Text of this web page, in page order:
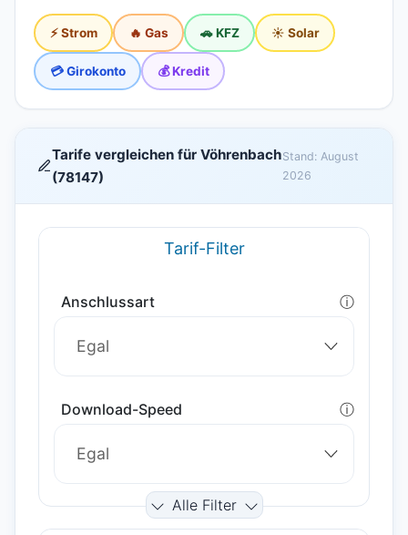
⚡ Strom 🔥 Gas 🚗 KFZ ☀️ Solar
💳 Girokonto 💰 Kredit
Tarife vergleichen für Vöhrenbach
(78147)
Stand: August
2026